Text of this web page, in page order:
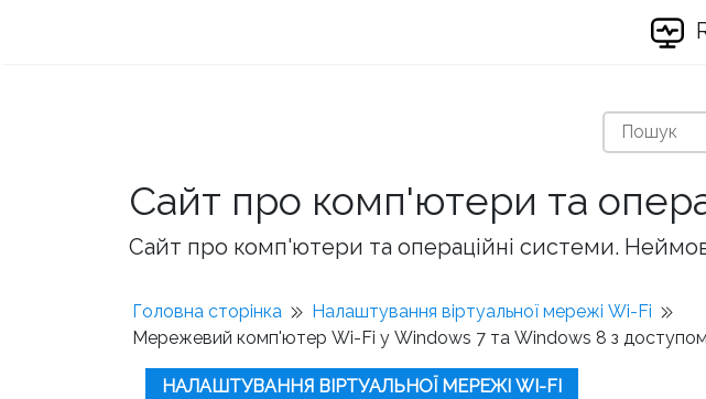
Сайт про комп'ютери та
Сайт про комп'ютери та операційні системи.
Головна сторінка
Налаштування віртуальної мережі Wi-Fi
Мережевий комп'ютер Wi-Fi у Windows 7 та Windows 8 з
НАЛАШТУВАННЯ ВІРТУАЛЬНОЇ МЕРЕЖІ WI-FI